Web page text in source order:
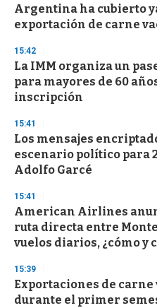
Argentina ha cubierto
exportación de carne
15:42
La IMM organiza un
para mayores de 60
inscripción
15:41
Los mensajes
escenario político para
Adolfo Garcé
15:41
American Airlines
ruta directa entre
vuelos diarios, ¿cómo y
15:39
Exportaciones de carne
durante el primer